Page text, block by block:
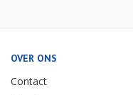
OVER ONS
Contact